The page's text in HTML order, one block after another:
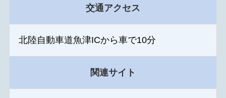
交通アクセス
北陸自動車道魚津ICから車で10分
関連サイト